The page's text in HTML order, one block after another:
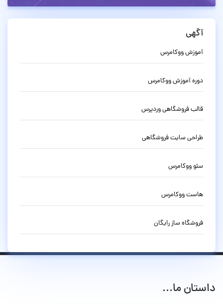
آگهی
آموزش ووکامرس
دوره آموزش ووکامرس
قالب فروشگاهی وردپرس
طراحی سایت فروشگاهی
سئو ووکامرس
هاست ووکامرس
فروشگاه ساز رایگان
داستان ما...